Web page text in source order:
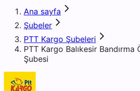
Ana sayfa
Şubeler
PTT Kargo Şubeleri
PTT Kargo Balıkesir
Şubesi